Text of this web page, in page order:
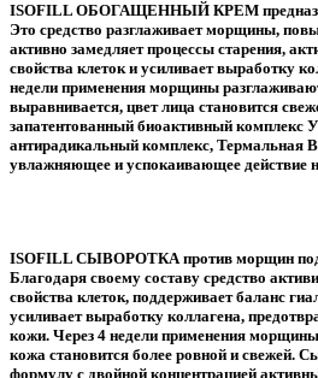
ISOFILL ОБОГАЩЕННЫЙ КРЕМ
Это средство разглаживает морщины,
активно замедляет процессы старения,
свойства клеток и усиливает выработку
недели применения морщины
выравнивается, цвет лица становится
запатентованный биоактивный комплекс
антирадикальный комплекс,
увлажняющее и успокаивающее действие
ISOFILL СЫВОРОТКА против морщин
Благодаря своему составу средство
свойства клеток, поддерживает баланс
усиливает выработку коллагена,
кожи. Через 4 недели применения
кожа становится более ровной и свежей.
формулу с двойной концентрацией